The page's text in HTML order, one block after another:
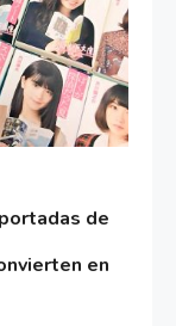
de
en